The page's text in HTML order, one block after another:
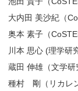
大内田 美沙紀（
奥本 素子（
川本 思心 (理学研
蔵田 伸雄（文学研
種村 剛（リカレ